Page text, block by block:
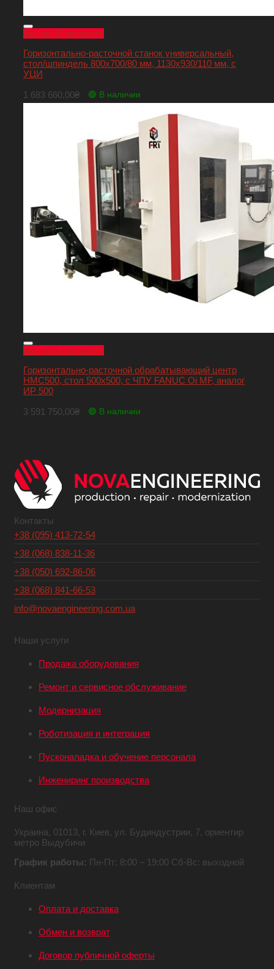
Быстрый просмотр
Горизонтально-расточной станок универсальный,
стол/шпиндель 800х700/80 мм, 1130х930/110 мм, с
УЦИ
1 683 660,00₴ 🟢 В наличии
Быстрый просмотр
Горизонтально-расточной обрабатывающий центр
HMC500, стол 500х500, с ЧПУ FANUC Oi MF, аналог
ИР 500
3 591 750,00₴ 🟢 В наличии
Контакты
+38 (095) 413-72-54
+38 (068) 838-11-36
+38 (050) 692-86-06
+38 (068) 841-66-53
info@novaengineering.com.ua
Наши услуги
Продажа оборудования
Ремонт и сервисное обслуживание
Модернизация
Роботизация и интеграция
Пусконаладка и обучение персонала
Инжениринг производства
Наш офис
Украина, 01013, г. Киев, ул. Будиндустрии, 7, ориентир
метро Выдубичи
График работы: Пн-Пт: 8:00 – 19:00 Сб-Вс: выходной
Клиентам
Оплата и доставка
Обмен и возврат
Договор публичной оферты